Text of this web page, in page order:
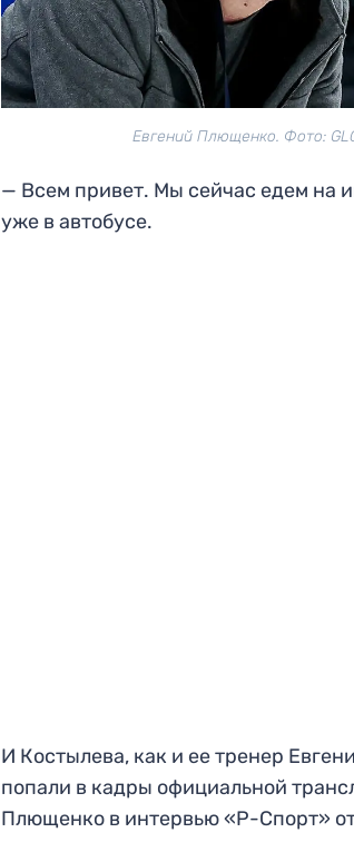
Евгений Плющенко. Фото:
— Всем привет. Мы сейчас едем на
уже в автобусе.
И Костылева, как и ее тренер
попали в кадры официальной
Плющенко в интервью «Р-Спорт»